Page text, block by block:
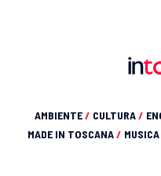
AMBIENTE/ CULTURA/
MADE IN TOSCANA/ MUSICA